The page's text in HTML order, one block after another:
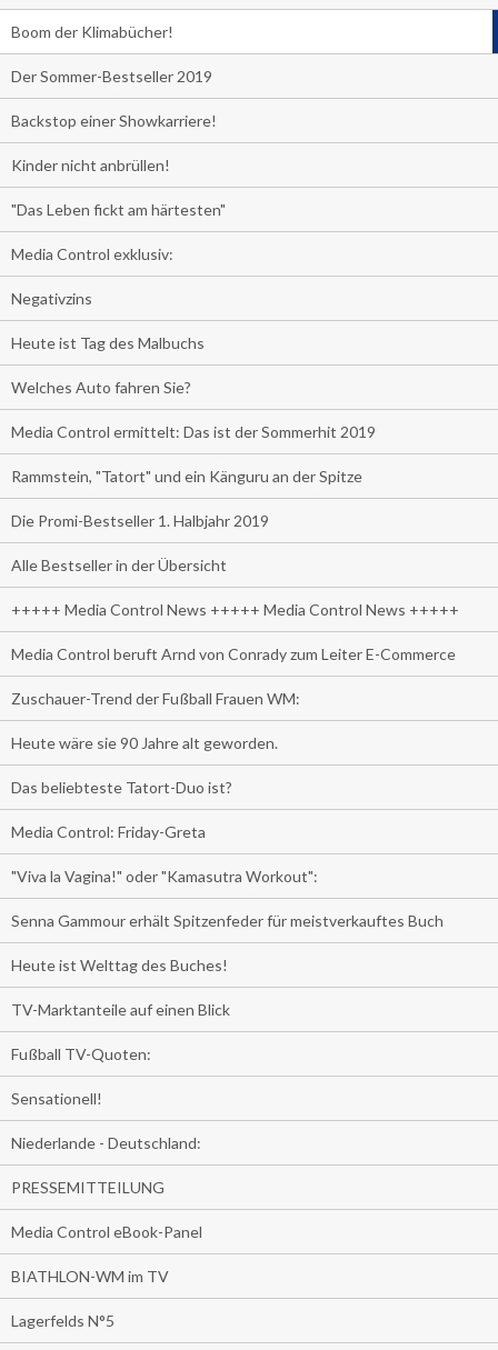
Boom der Klimabücher!
Der Sommer-Bestseller 2019
Backstop einer Showkarriere!
Kinder nicht anbrüllen!
"Das Leben fickt am härtesten"
Media Control exklusiv:
Negativzins
Heute ist Tag des Malbuchs
Welches Auto fahren Sie?
Media Control ermittelt: Das ist der Sommerhit 2019
Rammstein, "Tatort" und ein Känguru an der Spitze
Die Promi-Bestseller 1. Halbjahr 2019
Alle Bestseller in der Übersicht
+++++ Media Control News +++++ Media Control News +++++
Media Control beruft Arnd von Conrady zum Leiter E-Commerce
Zuschauer-Trend der Fußball Frauen WM:
Heute wäre sie 90 Jahre alt geworden.
Das beliebteste Tatort-Duo ist?
Media Control: Friday-Greta
"Viva la Vagina!" oder "Kamasutra Workout":
Senna Gammour erhält Spitzenfeder für meistverkauftes Buch
Heute ist Welttag des Buches!
TV-Marktanteile auf einen Blick
Fußball TV-Quoten:
Sensationell!
Niederlande - Deutschland:
PRESSEMITTEILUNG
Media Control eBook-Panel
BIATHLON-WM im TV
Lagerfelds N°5